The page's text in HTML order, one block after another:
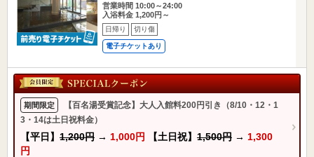
営業時間 10:00～24:00
入浴料金 1,200円～
日帰り 切り傷
電子チケットあり
期間限定
【百名湯受賞記念】大人入館料200円引き（8/10・12・1
3・14は土日祝料金）
【平日】 1,200円 → 1,000円 【土日祝】 1,500円 → 1,300
円